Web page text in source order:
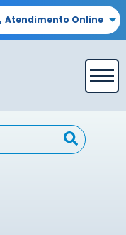
Atendimento Online